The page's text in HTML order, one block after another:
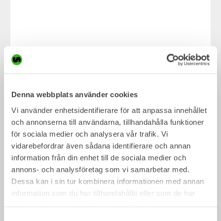
Denna webbplats använder cookies
Vi använder enhetsidentifierare för att anpassa innehållet
och annonserna till användarna, tillhandahålla funktioner
för sociala medier och analysera vår trafik. Vi
vidarebefordrar även sådana identifierare och annan
information från din enhet till de sociala medier och
annons- och analysföretag som vi samarbetar med.
Dessa kan i sin tur kombinera informationen med annan
information som du har tillhandahållit eller som de har
Steelwrist Brand Box,
Summer edition, Men
2 071,00kr inc. VAT
Steelwrist Brand Box, Summer edition in men´s size S – XXXL.
The box includes:
1 Steelwrist Cap
1 Light down Vest S – XXXL
1 black T-shirt S – XXXL
1 black thermos, Vildmark